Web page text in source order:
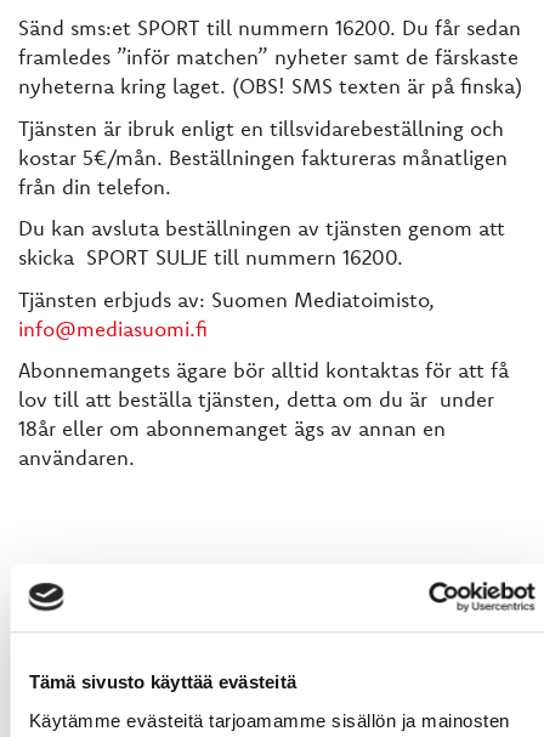
Tämä sivusto käyttää evästeitä
Käytämme evästeitä tarjoamamme sisällön ja mainosten
Sänd sms:et SPORT till nummern 16200. Du får sedan
framledes ”inför matchen” nyheter samt de färskaste
nyheterna kring laget. (OBS! SMS texten är på finska)
Tjänsten är ibruk enligt en tillsvidarebeställning och
kostar 5€/mån. Beställningen faktureras månatligen
från din telefon.
Du kan avsluta beställningen av tjänsten genom att
skicka SPORT SULJE till nummern 16200.
Tjänsten erbjuds av: Suomen Mediatoimisto,
info@mediasuomi.fi
Abonnemangets ägare bör alltid kontaktas för att få
lov till att beställa tjänsten, detta om du är under
18år eller om abonnemanget ägs av annan en
användaren.